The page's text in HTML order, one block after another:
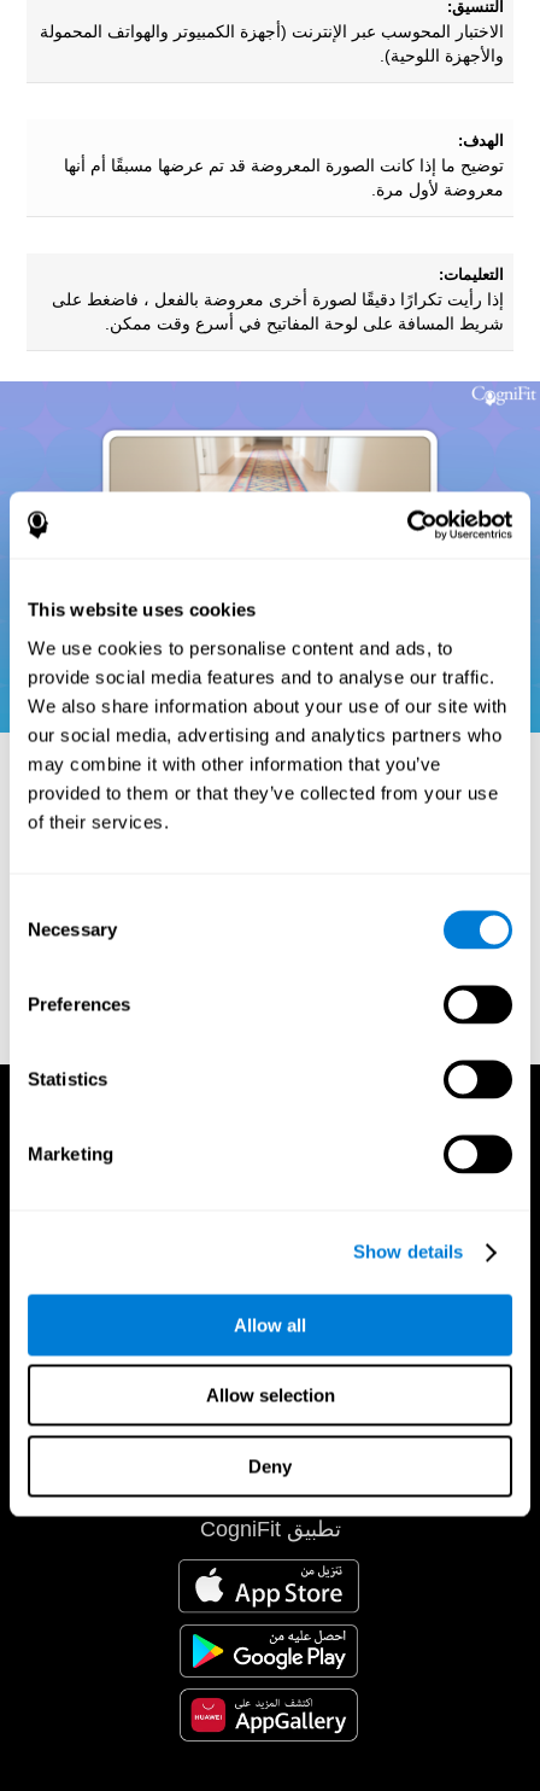
This website uses cookies
We use cookies to personalise content and ads, to
provide social media features and to analyse our traffic.
We also share information about your use of our site with
our social media, advertising and analytics partners who
may combine it with other information that you’ve
provided to them or that they’ve collected from your use
of their services.
Selection
Necessary
Preferences
Statistics
Marketing
Show details
Allow all
Allow selection
Deny
التنسيق:
الاختبار المحوسب عبر الإنترنت (أجهزة الكمبيوتر والهواتف المحمولة
والأجهزة اللوحية).
الهدف:
توضيح ما إذا كانت الصورة المعروضة قد تم عرضها مسبقًا أم أنها
معروضة لأول مرة.
التعليمات:
إذا رأيت تكرارًا دقيقًا لصورة أخرى معروضة بالفعل ، فاضغط على
شريط المسافة على لوحة المفاتيح في أسرع وقت ممكن.
6918(69)90065-1
information under conditions approaching a steady state.
Journal of Experimental Psychology, 62(3), 302–309.
تطبيق CogniFit